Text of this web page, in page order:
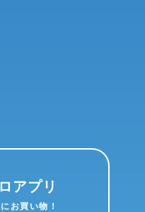
アプリ
お買い物！